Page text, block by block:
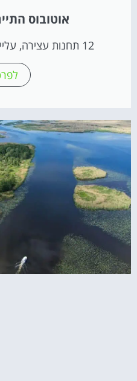
אוטובוס
12 תחנות עצירה, עלייה וירידה ללא הגבלה!